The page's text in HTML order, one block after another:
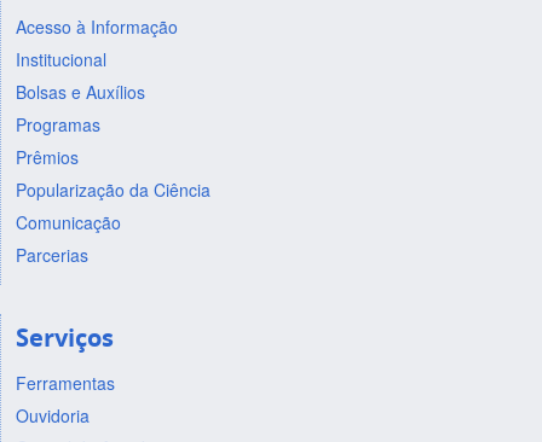
Acesso à Informação
Institucional
Bolsas e Auxílios
Programas
Prêmios
Popularização da Ciência
Comunicação
Parcerias
Serviços
Ferramentas
Ouvidoria